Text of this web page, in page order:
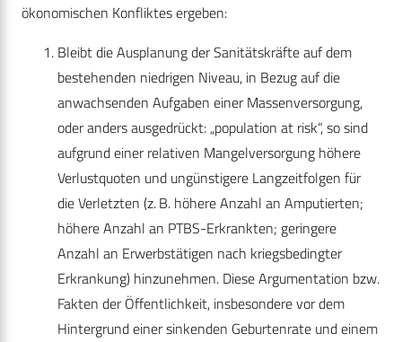
ökonomischen Konfliktes ergeben:
Bleibt die Ausplanung der Sanitätskräfte auf dem
bestehenden niedrigen Niveau, in Bezug auf die
anwachsenden Aufgaben einer Massenversorgung,
oder anders ausgedrückt: „population at risk“, so sind
aufgrund einer relativen Mangelversorgung höhere
Verlustquoten und ungünstigere Langzeitfolgen für
die Verletzten (z. B. höhere Anzahl an Amputierten;
höhere Anzahl an PTBS-Erkrankten; geringere
Anzahl an Erwerbstätigen nach kriegsbedingter
Erkrankung) hinzunehmen. Diese Argumentation bzw.
Fakten der Öffentlichkeit, insbesondere vor dem
Hintergrund einer sinkenden Geburtenrate und einem